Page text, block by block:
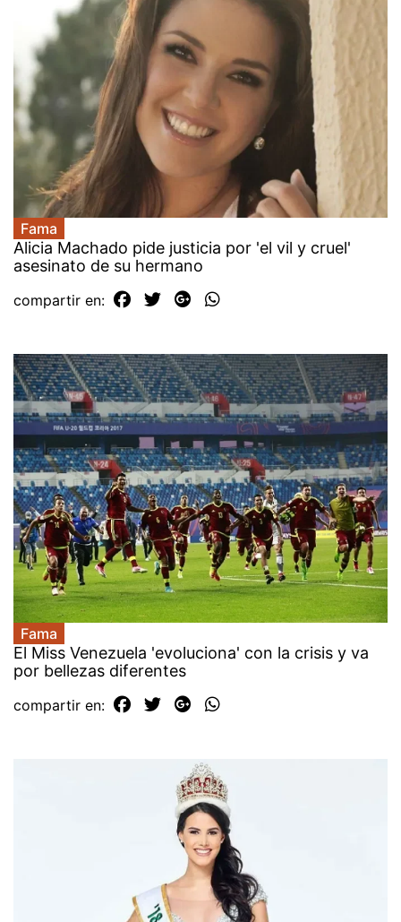
Fama
Alicia Machado pide justicia por 'el vil y cruel'
asesinato de su hermano
compartir en:
Fama
El Miss Venezuela 'evoluciona' con la crisis y va
por bellezas diferentes
compartir en: